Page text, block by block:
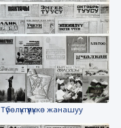
Түбөлүктүүлүккө жанашуу